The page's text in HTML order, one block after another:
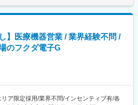
器を離脱した際の機器・ボンベ回収。
直接訪問する仕事のため、患者様やご家族に
任感を持ち、医療事故防止に努めることが重
選考を通じて上下する可能性があります。
を含めた表記です。
】医療機器営業 / 業界経験不問 /
のフクダ電子G
リア限定採用/業界不問/インセンティブ有/各